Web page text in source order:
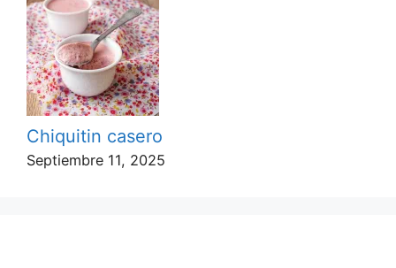
Chiquitin casero
Septiembre 11, 2025